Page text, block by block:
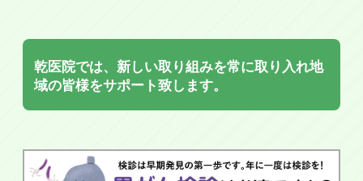
乾医院では、新しい取り組みを常に取り入れ地
域の皆様をサポート致します。